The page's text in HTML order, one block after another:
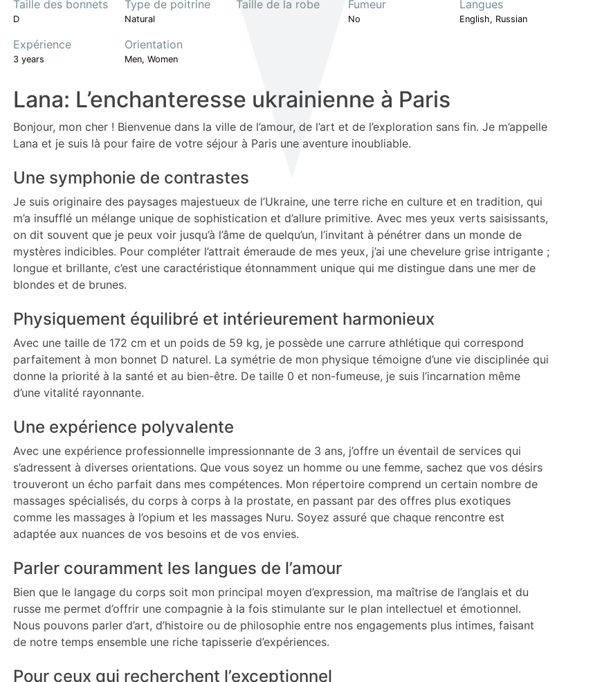
Taille des bonnets
D
Type de poitrine
Natural
Taille de la robe Fumeur
No
Langues
English, Russian
Expérience
3 years
Orientation
Men, Women
Lana: L’enchanteresse ukrainienne à Paris
Bonjour, mon cher ! Bienvenue dans la ville de l’amour, de l’art et de l’exploration sans fin. Je m’appelle
Lana et je suis là pour faire de votre séjour à Paris une aventure inoubliable.
Une symphonie de contrastes
Je suis originaire des paysages majestueux de l’Ukraine, une terre riche en culture et en tradition, qui
m’a insufflé un mélange unique de sophistication et d’allure primitive. Avec mes yeux verts saisissants,
on dit souvent que je peux voir jusqu’à l’âme de quelqu’un, l’invitant à pénétrer dans un monde de
mystères indicibles. Pour compléter l’attrait émeraude de mes yeux, j’ai une chevelure grise intrigante ;
longue et brillante, c’est une caractéristique étonnamment unique qui me distingue dans une mer de
blondes et de brunes.
Physiquement équilibré et intérieurement harmonieux
Avec une taille de 172 cm et un poids de 59 kg, je possède une carrure athlétique qui correspond
parfaitement à mon bonnet D naturel. La symétrie de mon physique témoigne d’une vie disciplinée qui
donne la priorité à la santé et au bien-être. De taille 0 et non-fumeuse, je suis l’incarnation même
d’une vitalité rayonnante.
Une expérience polyvalente
Avec une expérience professionnelle impressionnante de 3 ans, j’offre un éventail de services qui
s’adressent à diverses orientations. Que vous soyez un homme ou une femme, sachez que vos désirs
trouveront un écho parfait dans mes compétences. Mon répertoire comprend un certain nombre de
massages spécialisés, du corps à corps à la prostate, en passant par des offres plus exotiques
comme les massages à l’opium et les massages Nuru. Soyez assuré que chaque rencontre est
adaptée aux nuances de vos besoins et de vos envies.
Parler couramment les langues de l’amour
Bien que le langage du corps soit mon principal moyen d’expression, ma maîtrise de l’anglais et du
russe me permet d’offrir une compagnie à la fois stimulante sur le plan intellectuel et émotionnel.
Nous pouvons parler d’art, d’histoire ou de philosophie entre nos engagements plus intimes, faisant
de notre temps ensemble une riche tapisserie d’expériences.
Pour ceux qui recherchent l’exceptionnel